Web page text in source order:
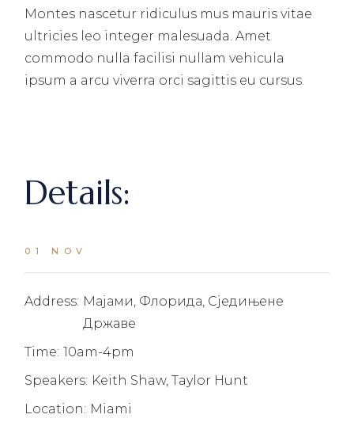
Montes nascetur ridiculus mus mauris vitae
ultricies leo integer malesuada. Amet
commodo nulla facilisi nullam vehicula
ipsum a arcu viverra orci sagittis eu cursus.
Details:
01 NOV
Address: Мајами, Флорида, Сједињене
Државе
Time: 10am-4pm
Speakers: Keith Shaw, Taylor Hunt
Location: Miami